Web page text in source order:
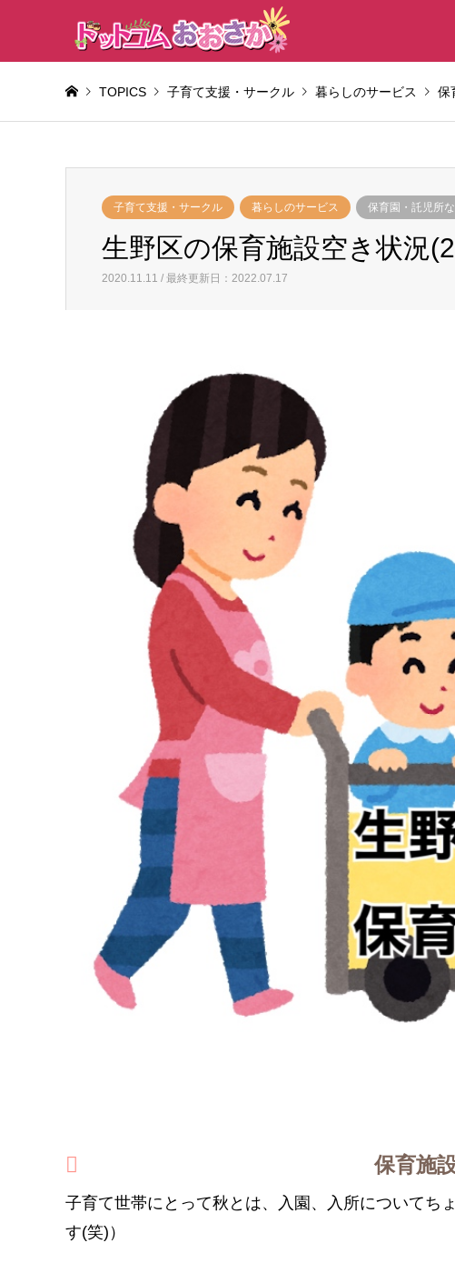
TOPICS 子育て支援・サークル 暮らしのサービス 保
子育て支援・サークル 暮らしのサービス 保育園・託児所
生野区の保育施設空き状況
2020.11.11 / 最終更新日：2022.07.17
保育施
子育て世帯にとって秋とは、入園、入所についてち
す(笑)）